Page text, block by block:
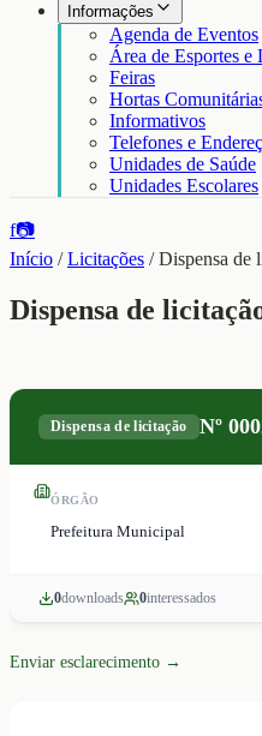
Informações
Agenda de Eventos
Área de Esportes e
Feiras
Hortas
Informativos
Telefones e
Unidades de Saúde
Unidades Escolares
f📷
Início /Licitações /Dispensa de
Dispensa de
Dispensa de licitação Nº
ÓRGÃO
Prefeitura Municipal
0downloads 0interessados
Enviar esclarecimento →